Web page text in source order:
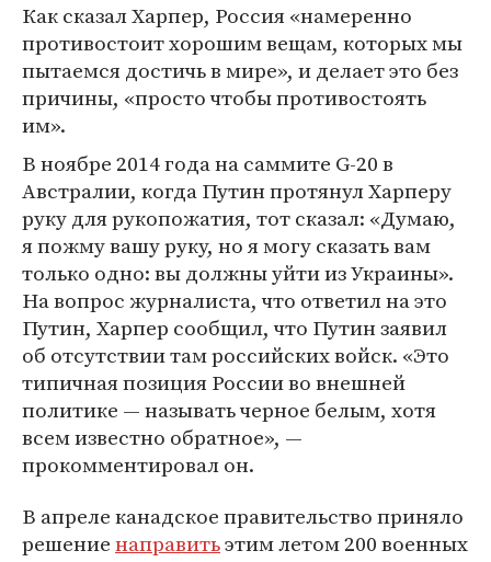
Как сказал Харпер, Россия «намеренно
противостоит хорошим вещам, которых мы
пытаемся достичь в мире», и делает это без
причины, «просто чтобы противостоять
им».
В ноябре 2014 года на саммите G-20 в
Австралии, когда Путин протянул Харперу
руку для рукопожатия, тот сказал: «Думаю,
я пожму вашу руку, но я могу сказать вам
только одно: вы должны уйти из Украины».
На вопрос журналиста, что ответил на это
Путин, Харпер сообщил, что Путин заявил
об отсутствии там российских войск. «Это
типичная позиция России во внешней
политике — называть черное белым, хотя
всем известно обратное», —
прокомментировал он.
В апреле канадское правительство приняло
решениенаправитьэтим летом 200 военных